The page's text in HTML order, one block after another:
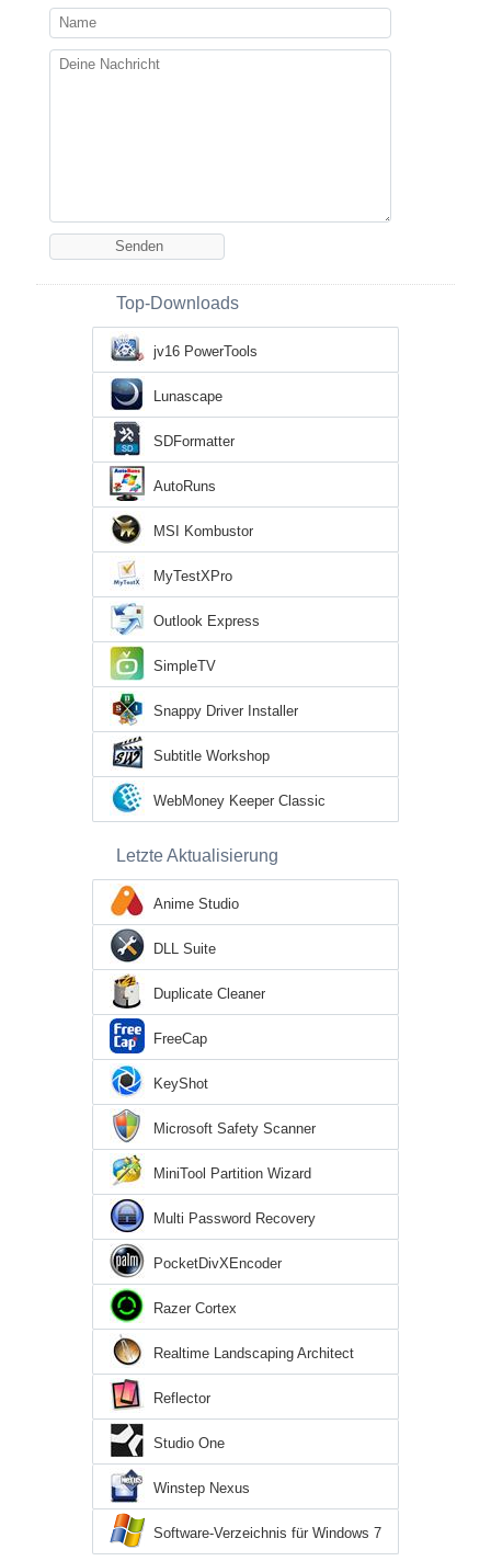
Top-Downloads
jv16 PowerTools
Lunascape
SDFormatter
AutoRuns
MSI Kombustor
MyTestXPro
Outlook Express
SimpleTV
Snappy Driver Installer
Subtitle Workshop
WebMoney Keeper Classic
Letzte Aktualisierung
Anime Studio
DLL Suite
Duplicate Cleaner
FreeCap
KeyShot
Microsoft Safety Scanner
MiniTool Partition Wizard
Multi Password Recovery
PocketDivXEncoder
Razer Cortex
Realtime Landscaping Architect
Reflector
Studio One
Winstep Nexus
Software-Verzeichnis für Windows 7